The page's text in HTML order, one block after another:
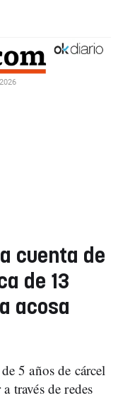
cuenta de
de 13
acosa
5 años de cárcel
través de redes